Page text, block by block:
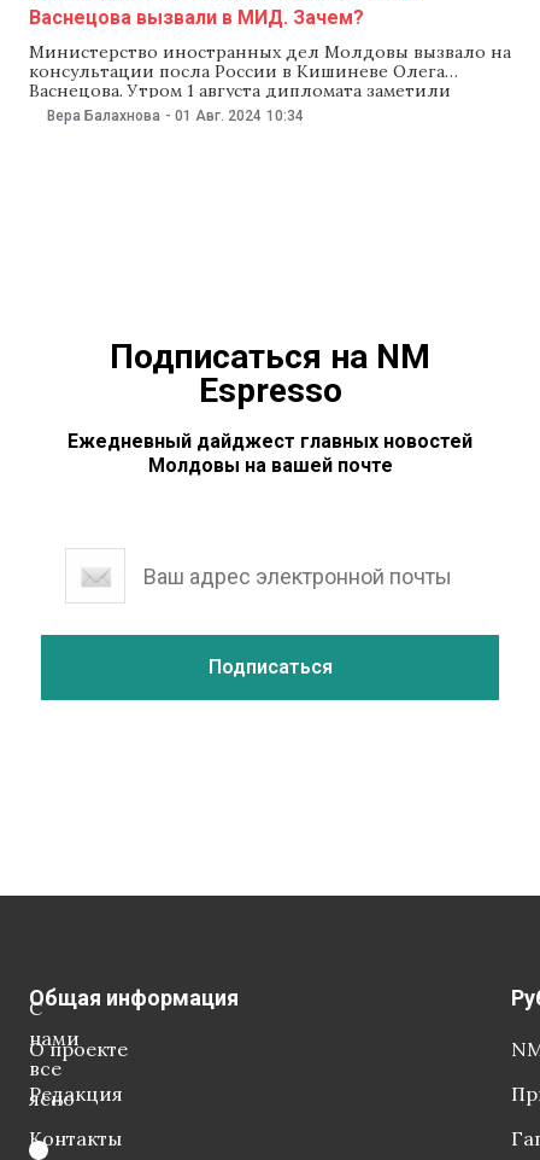
Васнецова вызвали в МИД. Зачем?
Министерство иностранных дел Молдовы вызвало на
консультации посла России в Кишиневе Олега
Васнецова. Утром 1 августа дипломата заметили
заходящим в здание МИД, а позже ведомство
подтвердило, что вызвало Васнецова, чтобы
Вера Балахнова - 01 Авг. 2024 10:34
Подписаться на NM
Espresso
Ежедневный дайджест главных новостей
Молдовы на вашей почте
С
нами
все
ясно
Общая информация
О проекте
Редакция
Контакты